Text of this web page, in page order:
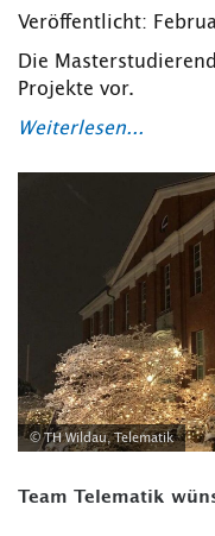
Veröffentlicht:
Die
Projekte vor.
Weiterlesen...
© TH Wildau, Telematik
Team Telematik